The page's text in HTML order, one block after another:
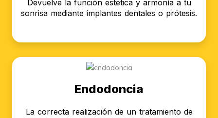
Devuelve la función estética y armonía a tu
sonrisa mediante implantes dentales o prótesis.
Endodoncia
La correcta realización de un tratamiento de